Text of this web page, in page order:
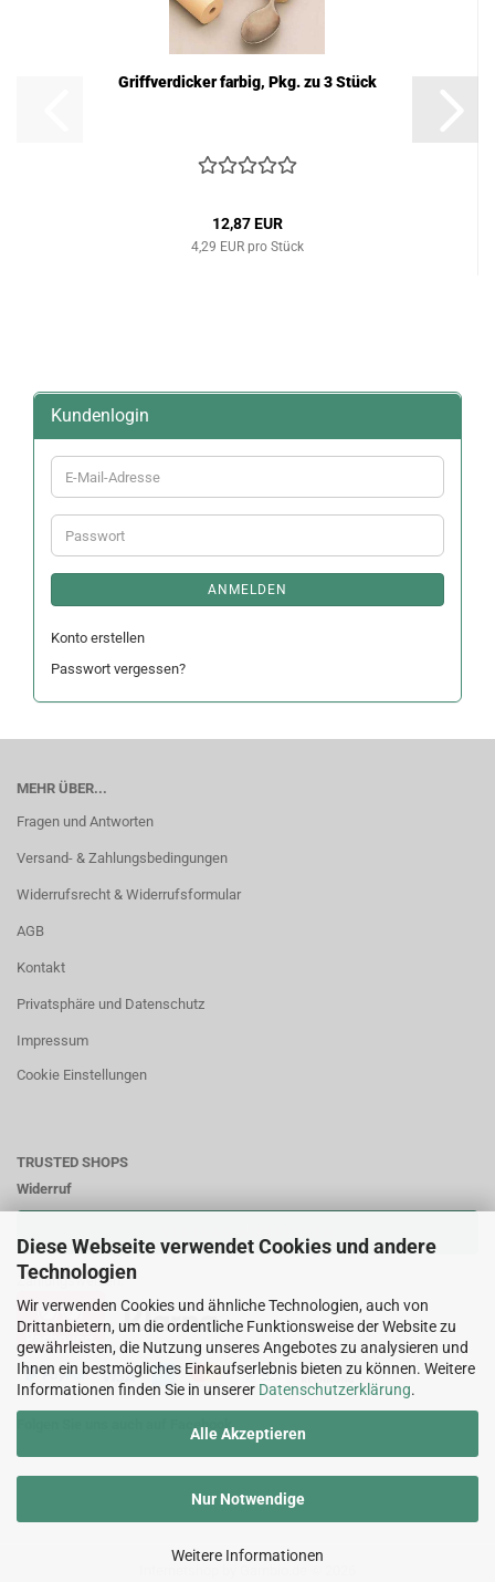
Diese Webseite verwendet Cookies und andere
Technologien
Wir verwenden Cookies und ähnliche Technologien, auch von
Drittanbietern, um die ordentliche Funktionsweise der Website zu
gewährleisten, die Nutzung unseres Angebotes zu analysieren und
Ihnen ein bestmögliches Einkaufserlebnis bieten zu können. Weitere
Informationen finden Sie in unserer Datenschutzerklärung.
Alle Akzeptieren
Nur Notwendige
Weitere Informationen
Griffverdicker farbig, Pkg. zu 3 Stück
12,87 EUR
4,29 EUR pro Stück
Kundenlogin
E-
Mail-
Adresse
Passwort
ANMELDEN
Konto erstellen
Passwort vergessen?
MEHR ÜBER...
Fragen und Antworten
Versand- & Zahlungsbedingungen
Widerrufsrecht & Widerrufsformular
AGB
Kontakt
Privatsphäre und Datenschutz
Impressum
Cookie Einstellungen
TRUSTED SHOPS
Widerruf
Zahlungsweisen:
Folgen Sie uns auch auf Facebook